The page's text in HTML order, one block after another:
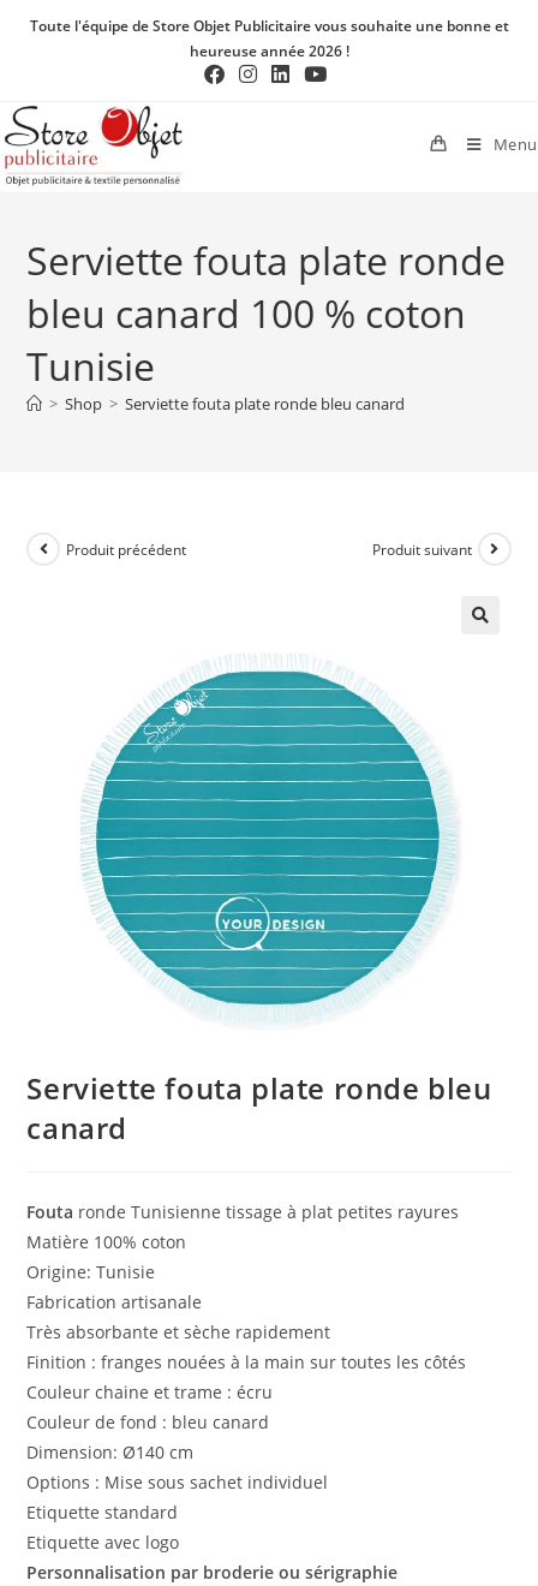
Toute l'équipe de Store Objet Publicitaire vous souhaite une bonne et
heureuse année 2026 !
Menu
Serviette fouta plate ronde
bleu canard 100 % coton
Tunisie
> Shop > Serviette fouta plate ronde bleu canard
Produit précédent Produit suivant
Serviette fouta plate ronde bleu
canard
Fouta ronde Tunisienne tissage à plat petites rayures
Matière 100% coton
Origine: Tunisie
Fabrication artisanale
Très absorbante et sèche rapidement
Finition : franges nouées à la main sur toutes les côtés
Couleur chaine et trame : écru
Couleur de fond : bleu canard
Dimension: Ø140 cm
Options : Mise sous sachet individuel
Etiquette standard
Etiquette avec logo
Personnalisation par broderie ou sérigraphie